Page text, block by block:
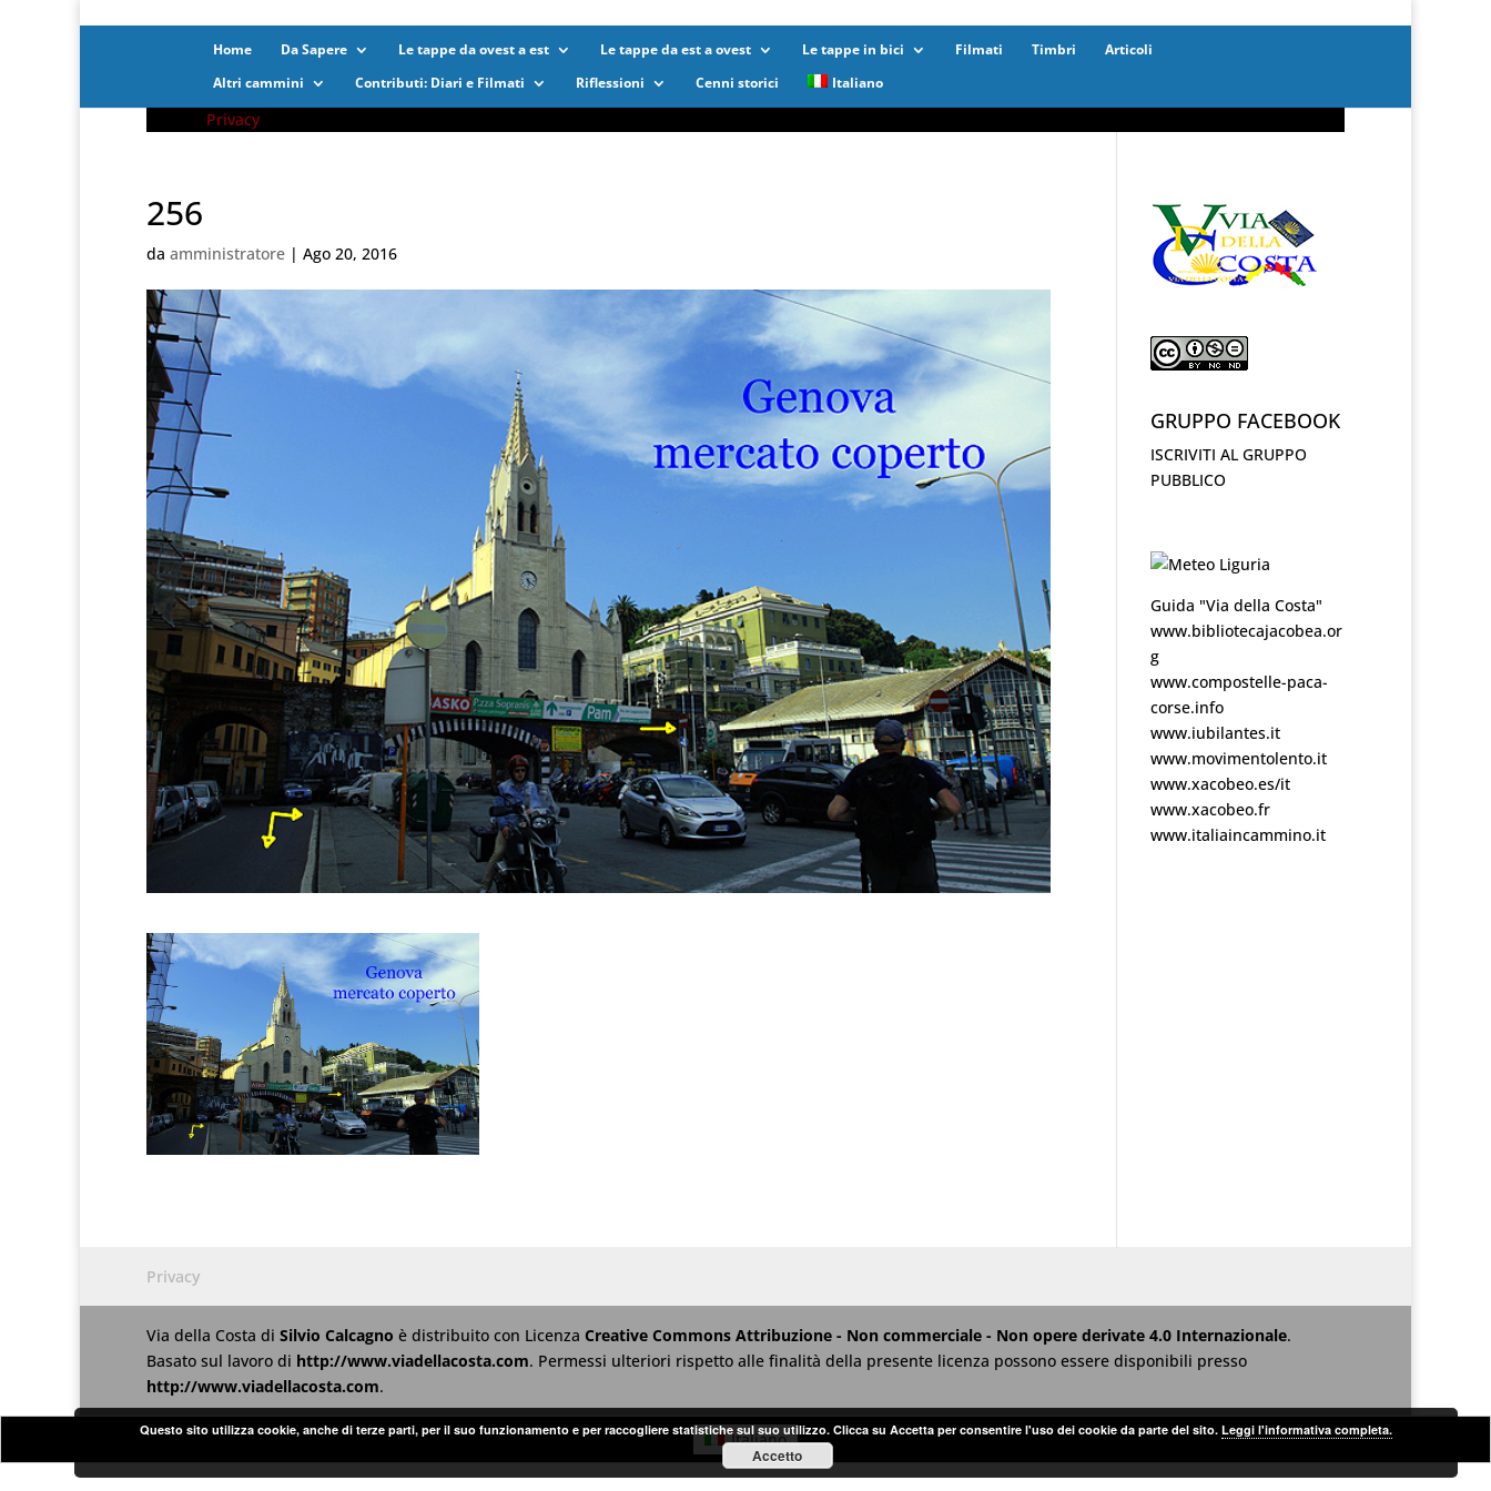
Privacy
Home Da Sapere Le tappe da ovest a est Le tappe da est a ovest Le tappe in bici Filmati Timbri
Articoli
Altri cammini
Contributi: Diari e Filmati Riflessioni Cenni storici Italiano
256
da amministratore | Ago 20, 2016
GRUPPO FACEBOOK
ISCRIVITI AL GRUPPO
PUBBLICO
Guida "Via della Costa"
www.bibliotecajacobea.or
g
www.compostelle-paca-
corse.info
www.iubilantes.it
www.movimentolento.it
www.xacobeo.es/it
www.xacobeo.fr
www.italiaincammino.it
Privacy
Via della Costa di Silvio Calcagno è distribuito con Licenza Creative Commons Attribuzione - Non commerciale - Non opere derivate 4.0 Internazionale.
Basato sul lavoro di http://www.viadellacosta.com. Permessi ulteriori rispetto alle finalità della presente licenza possono essere disponibili presso
http://www.viadellacosta.com.
Italiano
Questo sito utilizza cookie, anche di terze parti, per il suo funzionamento e per raccogliere statistiche sul suo utilizzo. Clicca su Accetta per consentire l'uso dei cookie da parte del sito.Leggi l'informativa completa.
Accetto